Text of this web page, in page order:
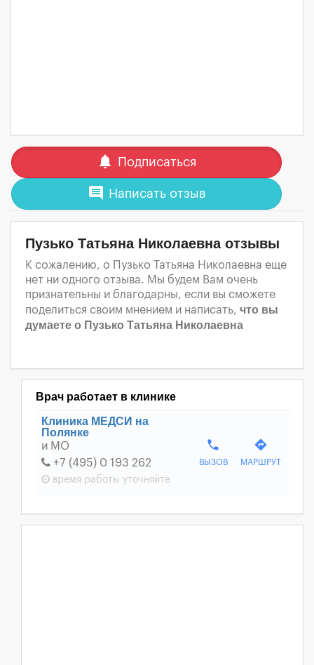
notifications Подписаться
comment Написать отзыв
Пузько Татьяна Николаевна отзывы
К сожалению, о Пузько Татьяна Николаевна еще
нет ни одного отзыва. Мы будем Вам очень
признательны и благодарны, если вы сможете
поделиться своим мнением и написать, что вы
думаете о Пузько Татьяна Николаевна
Врач работает в клинике
Клиника МЕДСИ на
Полянке
и МО
+7 (495) 0 193 262
время работы уточняйте
phone
ВЫЗОВ
directions
МАРШРУТ